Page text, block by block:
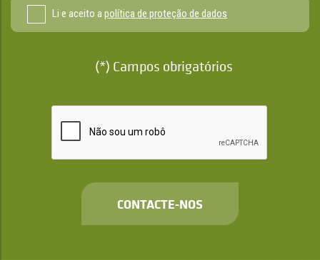
Li e aceito apolítica de proteção de dados
(*) Campos obrigatórios
CONTACTE-NOS